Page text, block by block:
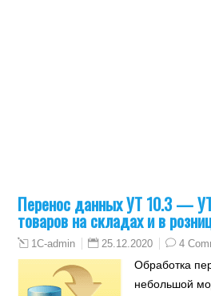
Перенос данных УТ 10.3 —
товаров на складах и в
1C-admin 25.12.2020 4
Обработка
небольшой